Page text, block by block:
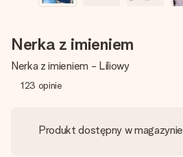
Nerka z imieniem
Nerka z imieniem - Liliowy
123 opinie
Produkt dostępny w magazynie